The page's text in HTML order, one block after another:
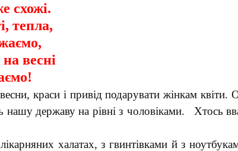
схожі.
тепла,
весні
краси і привід подарувати жінкам квіти.
нашу державу на рівні з чоловіками. Хтось
халатах, з гвинтівками й з